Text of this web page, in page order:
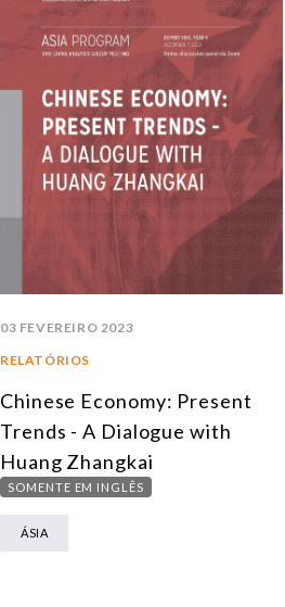
03 FEVEREIRO 2023
RELATÓRIOS
Chinese Economy: Present
Trends - A Dialogue with
Huang Zhangkai
SOMENTE EM INGLÊS
ÁSIA